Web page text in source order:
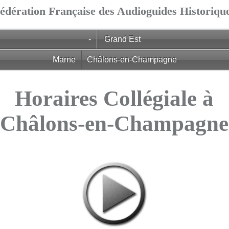
Française des Audioguides
- Grand Est
Marne Châlons-en-Champagne
Horaires Collégiale à
Châlons-en-Champagne